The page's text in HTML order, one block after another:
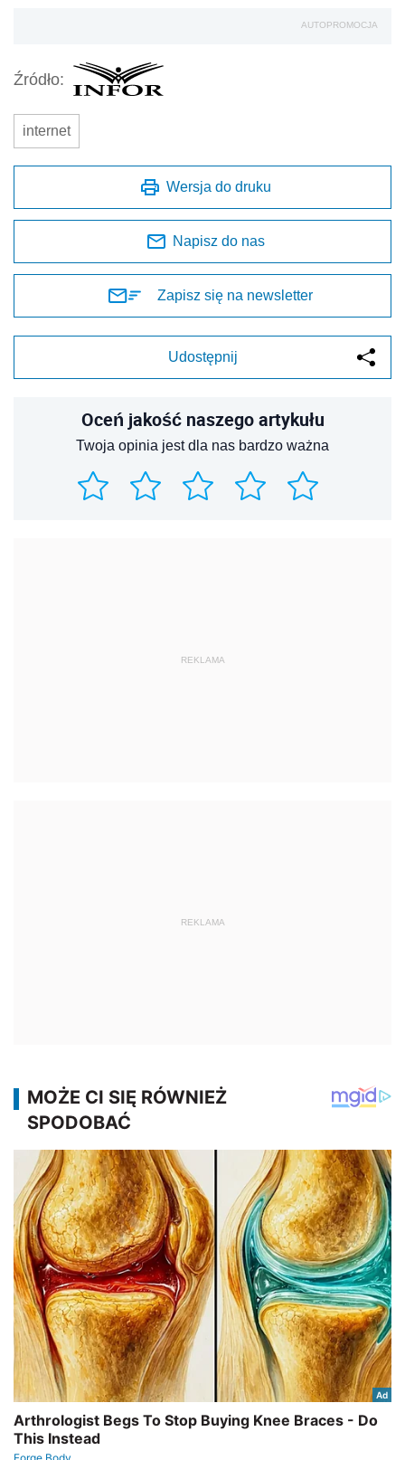
AUTOPROMOCJA
Źródło:
internet
Wersja do druku
Napisz do nas
Zapisz się na newsletter
Udostępnij
Oceń jakość naszego artykułu
Twoja opinia jest dla nas bardzo ważna
REKLAMA
REKLAMA